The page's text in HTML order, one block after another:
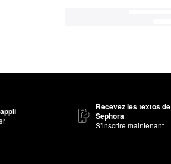
Recevez les textos de
Sephora
S’inscrire maintenant